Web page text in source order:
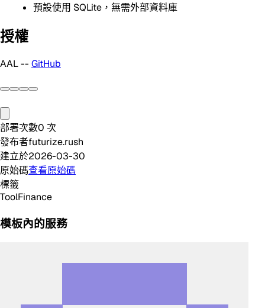
預設使用 SQLite，無需外部資料庫
授權
AAL -- GitHub
部署次數0 次
發布者futurize.rush
建立於2026-03-30
原始碼查看原始碼
標籤
ToolFinance
模板內的服務